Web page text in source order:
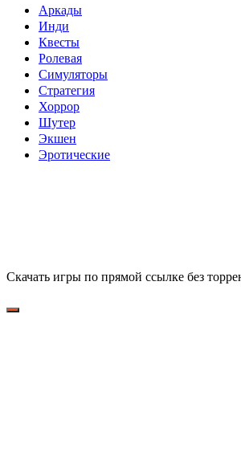
Аркады
Инди
Квесты
Ролевая
Симуляторы
Стратегия
Хоррор
Шутер
Экшен
Эротические
Скачать игры по прямой ссылке без